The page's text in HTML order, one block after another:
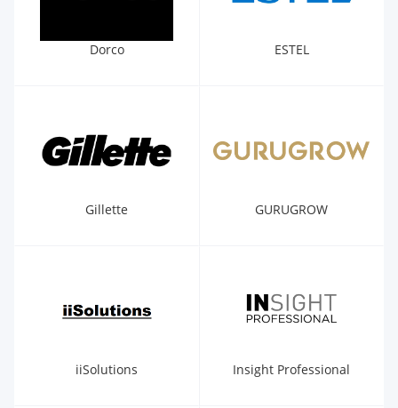
Dorco ESTEL
Gillette GURUGROW
iiSolutions Insight Professional